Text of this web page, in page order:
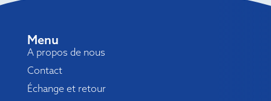
Menu
A propos de nous
Contact
Échange et retour